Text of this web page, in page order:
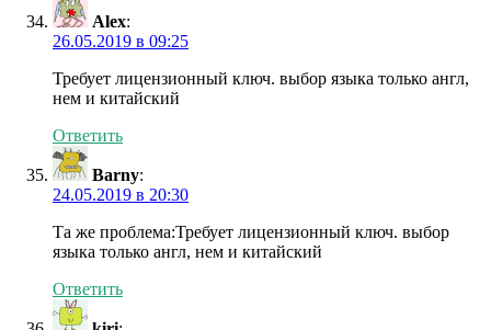
Alex:
26.05.2019 в 09:25
Требует лицензионный ключ. выбор языка только англ,
нем и китайский
Ответить
Barny:
24.05.2019 в 20:30
Та же проблема:Требует лицензионный ключ. выбор
языка только англ, нем и китайский
Ответить